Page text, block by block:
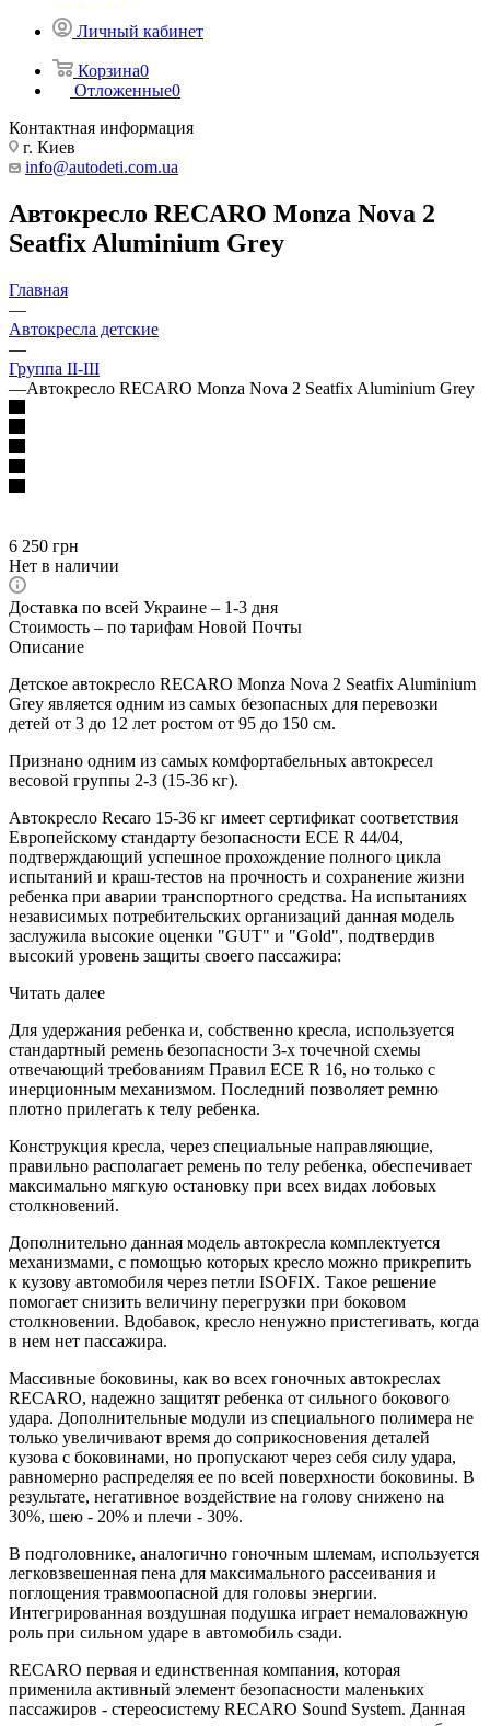
Личный кабинет
Корзина0
Отложенные0
Контактная информация
г. Киев
info@autodeti.com.ua
Автокресло RECARO Monza Nova 2
Seatfix Aluminium Grey
Главная
—
Автокресла детские
—
Группа II-III
—Автокресло RECARO Monza Nova 2 Seatfix Aluminium Grey
6 250 грн
Нет в наличии
Доставка по всей Украине – 1-3 дня
Стоимость – по тарифам Новой Почты
Описание
Детское автокресло RECARO Monza Nova 2 Seatfix Aluminium
Grey является одним из самых безопасных для перевозки
детей от 3 до 12 лет ростом от 95 до 150 см.
Признано одним из самых комфортабельных автокресел
весовой группы 2-3 (15-36 кг).
Автокресло Recaro 15-36 кг имеет сертификат соответствия
Европейскому стандарту безопасности ЕСЕ R 44/04,
подтверждающий успешное прохождение полного цикла
испытаний и краш-тестов на прочность и сохранение жизни
ребенка при аварии транспортного средства. На испытаниях
независимых потребительских организаций данная модель
заслужила высокие оценки "GUT" и "Gold", подтвердив
высокий уровень защиты своего пассажира:
Читать далее
Для удержания ребенка и, собственно кресла, используется
стандартный ремень безопасности 3-х точечной схемы
отвечающий требованиям Правил ЕСЕ R 16, но только с
инерционным механизмом. Последний позволяет ремню
плотно прилегать к телу ребенка.
Конструкция кресла, через специальные направляющие,
правильно располагает ремень по телу ребенка, обеспечивает
максимально мягкую остановку при всех видах лобовых
столкновений.
Дополнительно данная модель автокресла комплектуется
механизмами, с помощью которых кресло можно прикрепить
к кузову автомобиля через петли ISOFIX. Такое решение
помогает снизить величину перегрузки при боковом
столкновении. Вдобавок, кресло ненужно пристегивать, когда
в нем нет пассажира.
Массивные боковины, как во всех гоночных автокреслах
RECARO, надежно защитят ребенка от сильного бокового
удара. Дополнительные модули из специального полимера не
только увеличивают время до соприкосновения деталей
кузова с боковинами, но пропускают через себя силу удара,
равномерно распределяя ее по всей поверхности боковины. В
результате, негативное воздействие на голову снижено на
30%, шею - 20% и плечи - 30%.
В подголовнике, аналогично гоночным шлемам, используется
легковзвешенная пена для максимального рассеивания и
поглощения травмоопасной для головы энергии.
Интегрированная воздушная подушка играет немаловажную
роль при сильном ударе в автомобиль сзади.
RECARO первая и единственная компания, которая
применила активный элемент безопасности маленьких
пассажиров - стереосистему RECARO Sound System. Данная